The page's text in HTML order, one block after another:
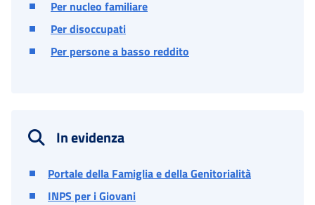
Per nucleo familiare
Per disoccupati
Per persone a basso reddito
In evidenza
Portale della Famiglia e della Genitorialità
INPS per i Giovani